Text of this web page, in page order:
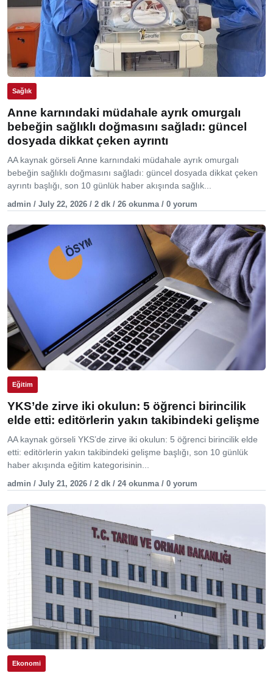
Sağlık
Anne karnındaki müdahale ayrık omurgalı
bebeğin sağlıklı doğmasını sağladı: güncel
dosyada dikkat çeken ayrıntı
AA kaynak görseli Anne karnındaki müdahale ayrık omurgalı
bebeğin sağlıklı doğmasını sağladı: güncel dosyada dikkat çeken
ayrıntı başlığı, son 10 günlük haber akışında sağlık...
admin / July 22, 2026 / 2 dk / 26 okunma / 0 yorum
Eğitim
YKS’de zirve iki okulun: 5 öğrenci birincilik
elde etti: editörlerin yakın takibindeki gelişme
AA kaynak görseli YKS’de zirve iki okulun: 5 öğrenci birincilik elde
etti: editörlerin yakın takibindeki gelişme başlığı, son 10 günlük
haber akışında eğitim kategorisinin...
admin / July 21, 2026 / 2 dk / 24 okunma / 0 yorum
Ekonomi